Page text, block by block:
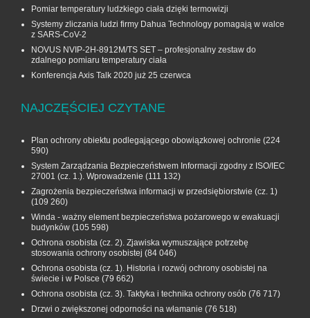
Pomiar temperatury ludzkiego ciała dzięki termowizji
Systemy zliczania ludzi firmy Dahua Technology pomagają w walce
z SARS-CoV-2
NOVUS NVIP-2H-8912M/TS SET – profesjonalny zestaw do
zdalnego pomiaru temperatury ciała
Konferencja Axis Talk 2020 już 25 czerwca
NAJCZĘŚCIEJ CZYTANE
Plan ochrony obiektu podlegającego obowiązkowej ochronie (224
590)
System Zarządzania Bezpieczeństwem Informacji zgodny z ISO/IEC
27001 (cz. 1.). Wprowadzenie (111 132)
Zagrożenia bezpieczeństwa informacji w przedsiębiorstwie (cz. 1)
(109 260)
Winda - ważny element bezpieczeństwa pożarowego w ewakuacji
budynków (105 598)
Ochrona osobista (cz. 2). Zjawiska wymuszające potrzebę
stosowania ochrony osobistej (84 046)
Ochrona osobista (cz. 1). Historia i rozwój ochrony osobistej na
świecie i w Polsce (79 662)
Ochrona osobista (cz. 3). Taktyka i technika ochrony osób (76 717)
Drzwi o zwiększonej odporności na włamanie (76 518)